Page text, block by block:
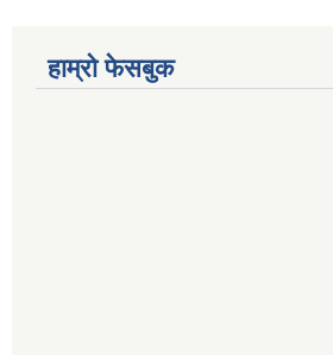
हाम्रो फेसबुक